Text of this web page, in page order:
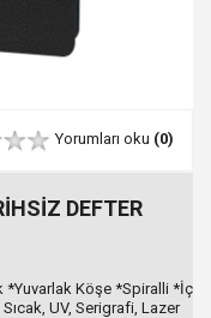
Yorumları oku (0)
DEFTER
*Yuvarlak Köşe *Spiralli *İç
UV, Serigrafi, Lazer